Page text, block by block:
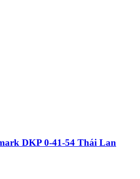
DKP 0-41-54 Thái Lan